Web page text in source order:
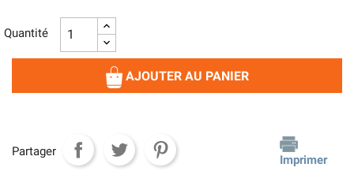
Quantité
AJOUTER AU PANIER
Partager
Imprimer